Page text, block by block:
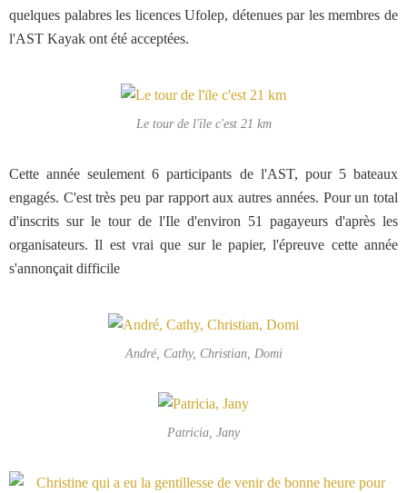
quelques palabres les licences Ufolep, détenues par les membres de
l'AST Kayak ont été acceptées.
Le tour de l'ïle c'est 21 km
Cette année seulement 6 participants de l'AST, pour 5 bateaux
engagés. C'est très peu par rapport aux autres années. Pour un total
d'inscrits sur le tour de l'Ile d'environ 51 pagayeurs d'après les
organisateurs. Il est vrai que sur le papier, l'épreuve cette année
s'annonçait difficile
André, Cathy, Christian, Domi
Patricia, Jany